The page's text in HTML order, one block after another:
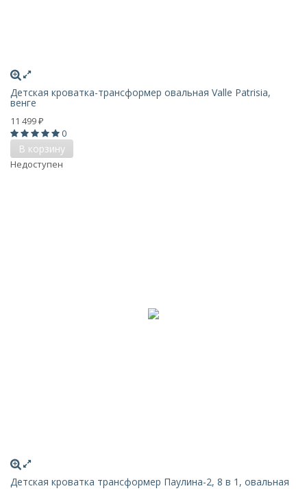
Детская кроватка-трансформер овальная Valle Patrisia,
венге
11 499 ₽
0
В корзину
Недоступен
Детская кроватка трансформер Паулина-2, 8 в 1, овальная